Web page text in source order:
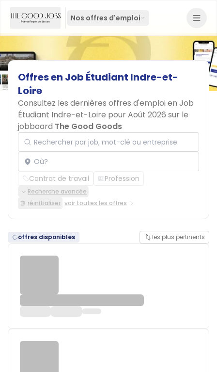
Nos offres d'emploi
Offresen Job Étudiant Indre-et-
Loire
Consultez les dernières offres d'emploi en Job
Étudiant Indre-et-Loire pour Août 2026 sur le
jobboard The Good Goods
Rechercher par job, mot-clé ou entreprise
Localisation
Contrat de travail Profession
Recherche avancée
réinitialiser voir toutes les offres
offres disponibles les plus pertinents